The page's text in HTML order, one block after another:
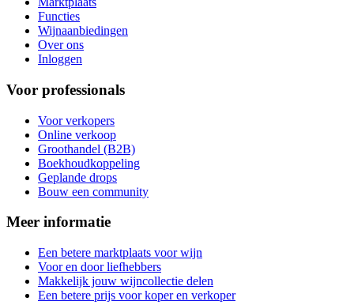
Functies
Wijnaanbiedingen
Over ons
Inloggen
Voor professionals
Voor verkopers
Online verkoop
Groothandel (B2B)
Boekhoudkoppeling
Geplande drops
Bouw een community
Meer informatie
Een betere marktplaats voor wijn
Voor en door liefhebbers
Makkelijk jouw wijncollectie delen
Een betere prijs voor koper en verkoper